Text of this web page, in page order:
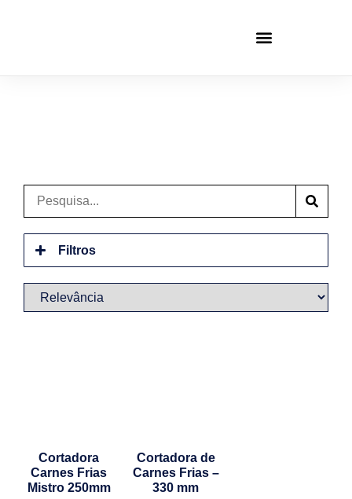
Filtros
Cortadora
Carnes Frias
Mistro 250mm
Cortadora de
Carnes Frias –
330 mm